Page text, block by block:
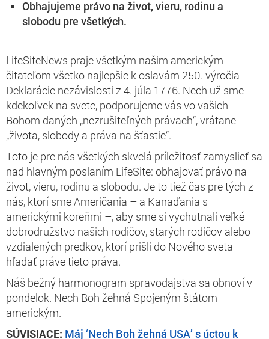
Obhajujeme právo na život, vieru, rodinu a
slobodu pre všetkých.
LifeSiteNews praje všetkým našim americkým
čitateľom všetko najlepšie k oslavám 250. výročia
Deklarácie nezávislosti z 4. júla 1776. Nech už sme
kdekoľvek na svete, podporujeme vás vo vašich
Bohom daných „nezrušiteľných právach“, vrátane
„života, slobody a práva na šťastie“.
Toto je pre nás všetkých skvelá príležitosť zamyslieť sa
nad hlavným poslaním LifeSite: obhajovať právo na
život, vieru, rodinu a slobodu. Je to tiež čas pre tých z
nás, ktorí sme Američania – a Kanaďania s
americkými koreňmi –, aby sme si vychutnali veľké
dobrodružstvo našich rodičov, starých rodičov alebo
vzdialených predkov, ktorí prišli do Nového sveta
hľadať práve tieto práva.
Náš bežný harmonogram spravodajstva sa obnoví v
pondelok. Nech Boh žehná Spojeným štátom
americkým.
SÚVISIACE: Máj ‘Nech Boh žehná USA’ s úctou k